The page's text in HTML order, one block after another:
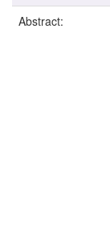
Abstract: